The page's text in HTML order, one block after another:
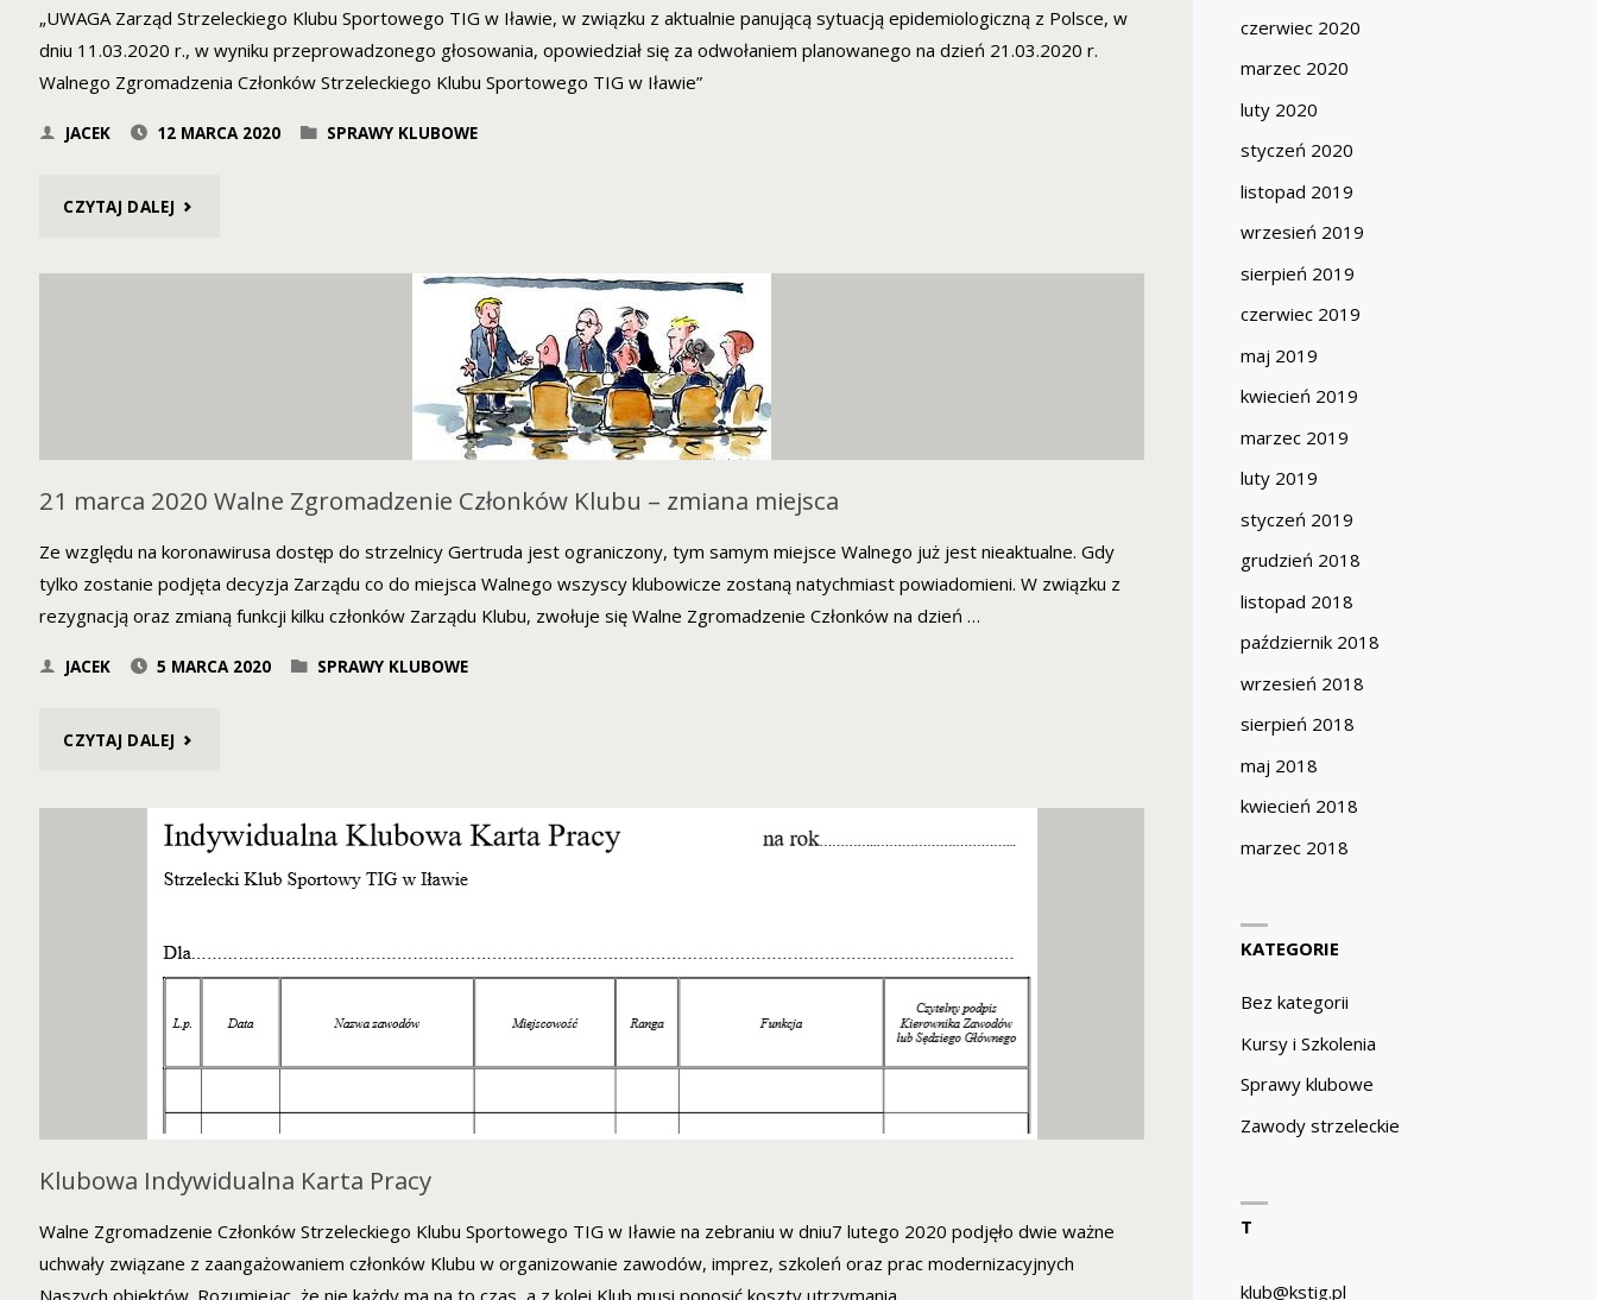
„UWAGA Zarząd Strzeleckiego Klubu Sportowego TIG w Iławie, w związku z aktualnie panującą sytuacją epidemiologiczną z Polsce, w
dniu 11.03.2020 r., w wyniku przeprowadzonego głosowania, opowiedział się za odwołaniem planowanego na dzień 21.03.2020 r.
Walnego Zgromadzenia Członków Strzeleckiego Klubu Sportowego TIG w Iławie”
JACEK 12 MARCA 2020 SPRAWY KLUBOWE
CZYTAJ DALEJ"WALNE
21 marca 2020 Walne Zgromadzenie Członków Klubu – zmiana miejsca
Ze względu na koronawirusa dostęp do strzelnicy Gertruda jest ograniczony, tym samym miejsce Walnego już jest nieaktualne. Gdy
tylko zostanie podjęta decyzja Zarządu co do miejsca Walnego wszyscy klubowicze zostaną natychmiast powiadomieni. W związku z
rezygnacją oraz zmianą funkcji kilku członków Zarządu Klubu, zwołuje się Walne Zgromadzenie Członków na dzień …
JACEK 5 MARCA 2020 SPRAWY KLUBOWE
CZYTAJ DALEJ"21
2020
ZGROMADZENIE
Klubowa Indywidualna Karta Pracy
Walne Zgromadzenie Członków Strzeleckiego Klubu Sportowego TIG w Iławie na zebraniu w dniu7 lutego 2020 podjęło dwie ważne
uchwały związane z zaangażowaniem członków Klubu w organizowanie zawodów, imprez, szkoleń oraz prac modernizacyjnych
Naszych obiektów. Rozumiejąc, że nie każdy ma na to czas, a z kolei Klub musi ponosić koszty utrzymania …
czerwiec 2020
marzec 2020
luty 2020
styczeń 2020
listopad 2019
wrzesień 2019
sierpień 2019
czerwiec 2019
maj 2019
kwiecień 2019
marzec 2019
luty 2019
styczeń 2019
grudzień 2018
listopad 2018
październik 2018
wrzesień 2018
sierpień 2018
maj 2018
kwiecień 2018
marzec 2018
KATEGORIE
Bez kategorii
Kursy i Szkolenia
Sprawy klubowe
Zawody strzeleckie
T
klub@kstig.pl